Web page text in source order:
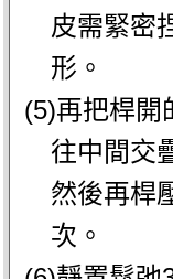
皮需緊密
形。
(5)再把桿開
往中間交
然後再桿
次。